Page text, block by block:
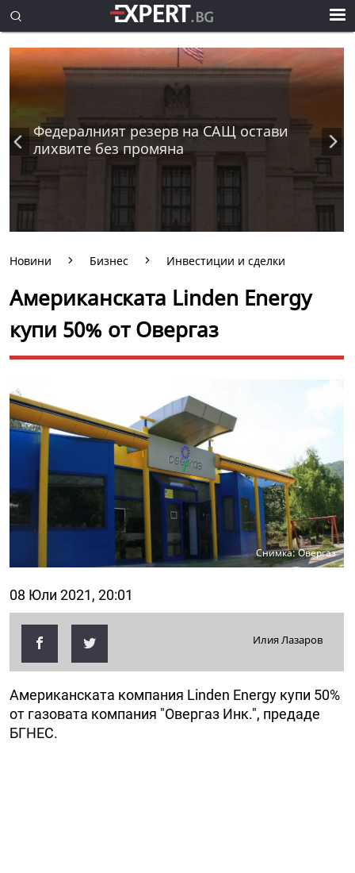
Федералният резерв на САЩ остави
лихвите без промяна
Новини Бизнес Инвестиции и сделки
Американската Linden Energy
купи 50% от Овергаз
Снимка: Овергаз
08 Юли 2021, 20:01
Илия Лазаров
Американската компания Linden Energy купи 50%
от газовата компания "Овергаз Инк.", предаде
БГНЕС.